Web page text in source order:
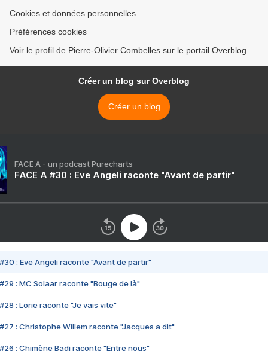
Cookies et données personnelles
Préférences cookies
Voir le profil de Pierre-Olivier Combelles sur le portail Overblog
Créer un blog sur Overblog
Créer un blog
FACE A - un podcast Purecharts
FACE A #30 : Eve Angeli raconte "Avant de partir"
#30 : Eve Angeli raconte "Avant de partir"
#29 : MC Solaar raconte "Bouge de là"
#28 : Lorie raconte "Je vais vite"
#27 : Christophe Willem raconte "Jacques a dit"
#26 : Chimène Badi raconte "Entre nous"